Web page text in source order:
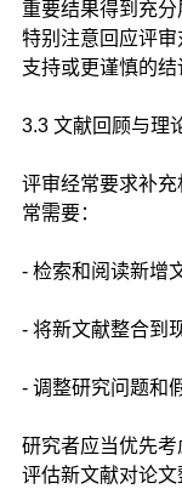
重要结果得到充
特别注意回应评
支持或更谨慎的结
3.3 文献回顾与理
评审经常要求补
常需要：
- 检索和阅读新增
- 将新文献整合到
- 调整研究问题和
研究者应当优先
评估新文献对论